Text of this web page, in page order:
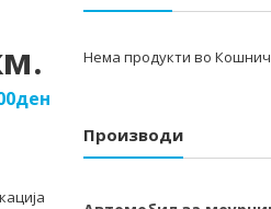
ден
Нема продукти во
Производи